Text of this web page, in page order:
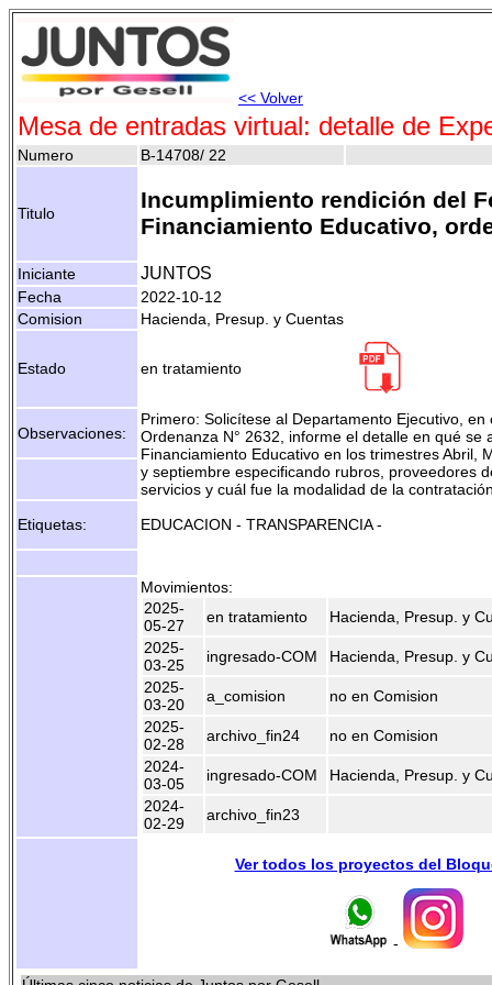
<< Volver
Mesa de entradas virtual: detalle de
Numero B-14708/ 22
Titulo
Incumplimiento rendición del
Financiamiento Educativo,
Iniciante JUNTOS
Fecha
2022-10-12
Comision
Hacienda, Presup. y Cuentas
Estado en tratamiento
Observaciones:
Primero: Solicítese al Departamento Ejecutivo, en
Ordenanza N° 2632, informe el detalle en qué se
Financiamiento Educativo en los trimestres Abril,
y septiembre especificando rubros, proveedores
servicios y cuál fue la modalidad de la
Etiquetas:
EDUCACION - TRANSPARENCIA -
Movimientos:
2025-
05-27
en tratamiento
Hacienda, Presup. y
2025-
03-25
ingresado-COM
Hacienda, Presup. y
2025-
03-20
a_comision
no en Comision
2025-
02-28
archivo_fin24
no en Comision
2024-
03-05
ingresado-COM
Hacienda, Presup. y
2024-
02-29
archivo_fin23
Ver todos los proyectos del
-